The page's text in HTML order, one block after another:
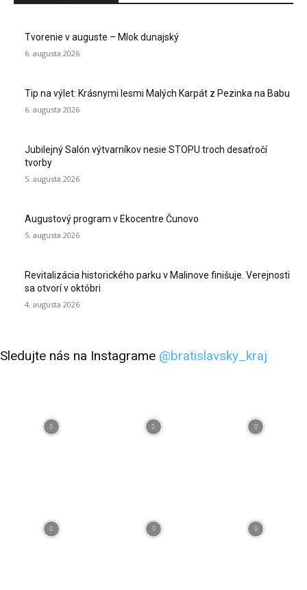
Tvorenie v auguste – Mlok dunajský
6. augusta 2026
Tip na výlet: Krásnymi lesmi Malých Karpát z Pezinka na Babu
6. augusta 2026
Jubilejný Salón výtvarníkov nesie STOPU troch desaťročí
tvorby
5. augusta 2026
Augustový program v Ekocentre Čunovo
5. augusta 2026
Revitalizácia historického parku v Malinove finišuje. Verejnosti
sa otvorí v októbri
4. augusta 2026
Sledujte nás na Instagrame @bratislavsky_kraj